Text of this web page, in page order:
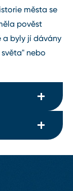
města se
pověst
a byly jí dávány
nebo